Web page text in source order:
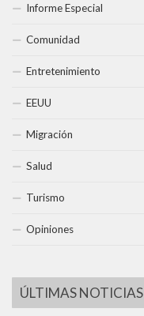
Informe Especial
Comunidad
Entretenimiento
EEUU
Migración
Salud
Turismo
Opiniones
ÚLTIMAS NOTICIAS